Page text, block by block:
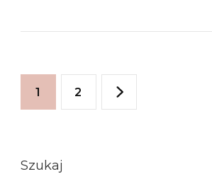
Stronicowanie
Strona
1 Strona
2
Szukaj